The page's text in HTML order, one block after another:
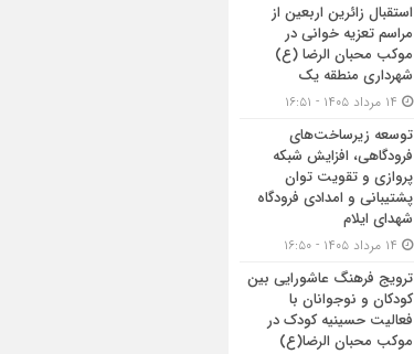
استقبال زائرین اربعین از
مراسم تعزیه خوانی در
موکب محبان الرضا (ع)
شهرداری منطقه یک
توسعه زیرساخت‌های
فرودگاهی، افزایش شبکه
پروازی و تقویت توان
پشتیبانی و امدادی فرودگاه
شهدای ایلام
ترویج فرهنگ عاشورایی بین
کودکان و نوجوانان با
فعالیت حسینیه کودک در
موکب محبان الرضا(ع)